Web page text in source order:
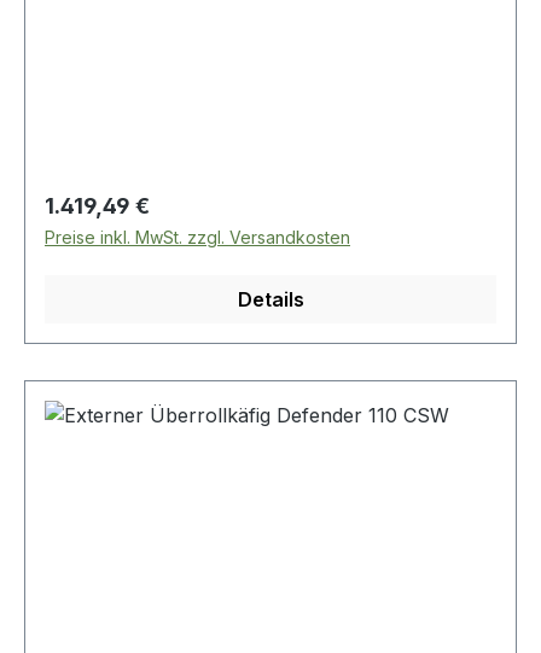
Regulärer Preis:
1.419,49 €
Preise inkl. MwSt. zzgl. Versandkosten
Details